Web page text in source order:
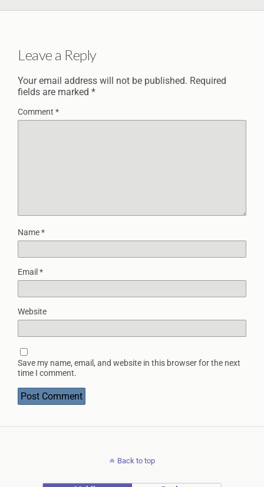
Leave a Reply
Your email address will not be published. Required
fields are marked *
Comment *
Name*
Email *
Website
Save my name, email, and website in this browser for the next
time I comment.
Back to top